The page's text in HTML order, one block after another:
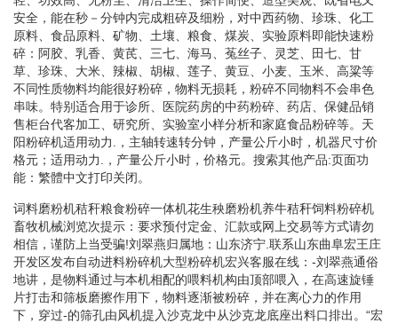
安全，能在秒－分钟内完成粗碎及细粉，对中西药物、珍珠、化工
原料、食品原料、矿物、土壤、粮食、煤炭、实验原料即能快速粉
碎：阿胶、乳香、黄芪、三七、海马、菟丝子、灵芝、田七、甘
草、珍珠、大米、辣椒、胡椒、莲子、黄豆、小麦、玉米、高粱等
不同性质物料均能很好粉碎，物料无损耗，粉碎不同物料不会串色
串味。特别适合用于诊所、医院药房的中药粉碎、药店、保健品销
售柜台代客加工、研究所、实验室小样分析和家庭食品粉碎等。天
阳粉碎机适用动力.，主轴转速转分钟，产量公斤小时，机器尺寸价
格元；适用动力.，产量公斤小时，价格元。搜索其他产品:页面功
能：繁體中文打印关闭。
词料磨粉机秸秆粮食粉碎一体机花生秧磨粉机养牛秸秆饲料粉碎机
畜牧机械浏览次提示：要求预付定金、汇款或网上交易等方式请勿
相信，谨防上当受骗!刘翠燕归属地：山东济宁.联系山东曲阜宏王庄
开发区发布自动进料粉碎机大型粉碎机宏兴客服在线：-刘翠燕通俗
地讲，是物料通过与本机相配的喂料机构由顶部喂入，在高速旋锤
片打击和筛板磨擦作用下，物料逐渐被粉碎，并在离心力的作用
下，穿过-的筛孔由风机提入沙克龙中从沙克龙底座出料口排出。“宏